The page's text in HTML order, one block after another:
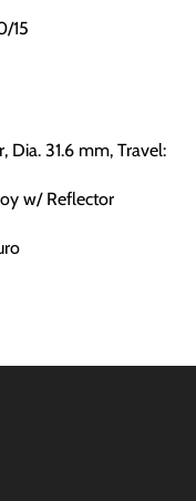
15
Dia. 31.6 mm, Travel:
w/ Reflector